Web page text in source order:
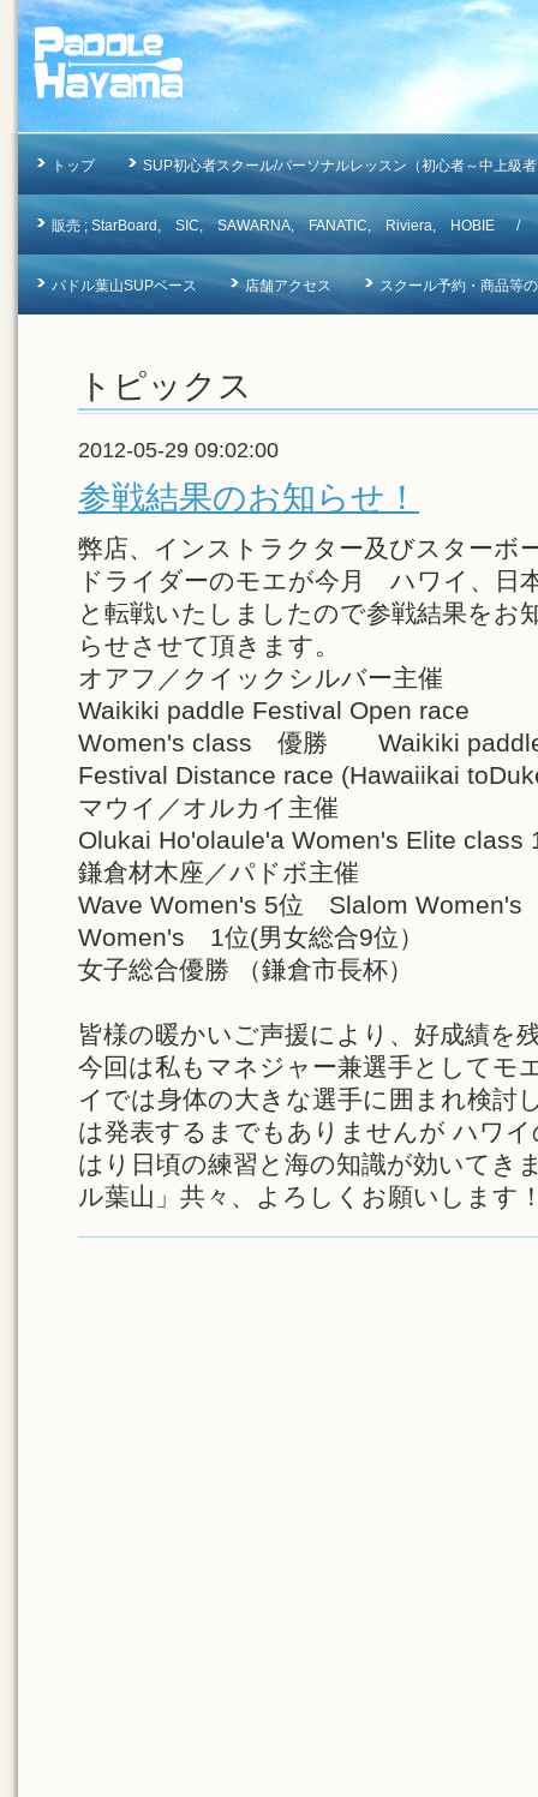
トップ SUP初心者スクール/パーソナルレッスン（初心者～中上級
販売 ; StarBoard, SIC, SAWARNA, FANATIC, Riviera, HOBIE /
パドル葉山SUPベース 店舗アクセス スクール予約・商品
トピックス
2012-05-29 09:02:00
参戦結果のお知らせ！
弊店、インストラクター及びスターボ
ドライダーのモエが今月 ハワイ、日
と転戦いたしましたので参戦結果をお
らせさせて頂きます。
オアフ／クイックシルバー主催
Waikiki paddle Festival Open race
Women's class 優勝 Waikiki
Festival Distance race (Hawaiikai
マウイ／オルカイ主催
Olukai Ho'olaule'a Women's Elite class
鎌倉材木座／パドボ主催
Wave Women's 5位 Slalom
Women's 1位(男女総合9位）
女子総合優勝 （鎌倉市長杯）
皆様の暖かいご声援により、好成績を
今回は私もマネジャー兼選手としてモ
イでは身体の大きな選手に囲まれ検討
は発表するまでもありませんが ハワ
はり日頃の練習と海の知識が効いてき
ル葉山」共々、よろしくお願いします